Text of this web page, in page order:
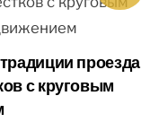
проезда
с круговым